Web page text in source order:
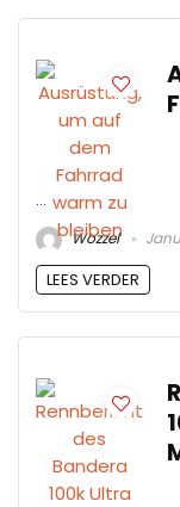
...
Wozzel
LEES VERDER